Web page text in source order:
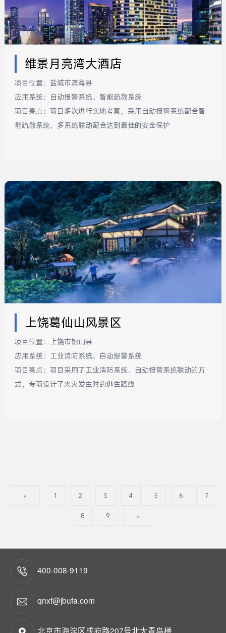
维景月亮湾大酒店
项目位置： 盐城市滨海县
应用系统： 自动报警系统、智能疏散系统
项目亮点： 项目多次进行实地考察，采用自动报警系统配合智
能疏散系统，多系统联动配合达到最佳的安全保护
上饶葛仙山风景区
项目位置： 上饶市铅山县
应用系统： 工业消防系统、自动报警系统
项目亮点： 项目采用了工业消防系统、自动报警系统联动的方
式，专项设计了火灾发生时的逃生路线
« 1 2 3 4 5 6 7
8 9 »
400-008-9119
qnxf@jbufa.com
北京市海淀区成府路207号北大青鸟楼